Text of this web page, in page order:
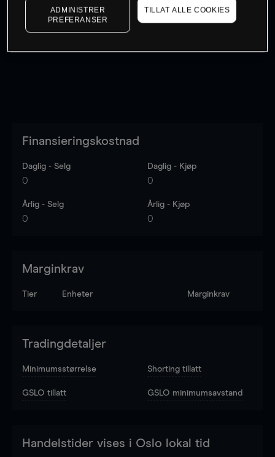
Kursene er veiledende.Log in
Finansieringskostnad
Daglig - Selg
0
Daglig - Kjøp
0
Årlig - Selg
0
Årlig - Kjøp
0
Marginkrav
Tier Enheter Marginkrav
Tradingdetaljer
Minimumsstørrelse Shorting tillatt
GSLO tillatt GSLO minimumsavstand
Handelstider vises i Oslo lokal tid
ADMINISTRER
PREFERANSER
TILLAT ALLE COOKIES